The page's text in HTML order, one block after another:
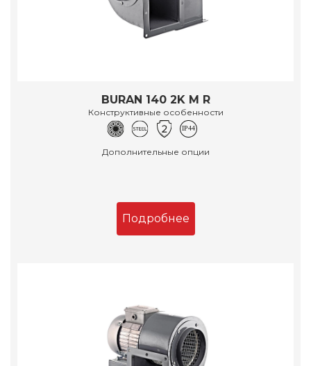
BURAN 140 2K M R
Конструктивные особенности
Дополнительные опции
Подробнее